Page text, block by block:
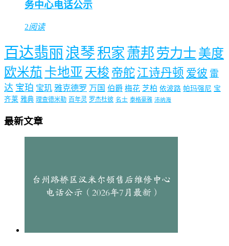
务中心电话公示
2阅读
百达翡丽 浪琴 积家 萧邦 劳力士 美度
欧米茄 卡地亚 天梭 帝舵 江诗丹顿 爱彼 雷
达 宝珀 宝玑 雅克德罗 万国 伯爵 梅花 芝柏 依波路 帕玛强尼 宝
齐莱 雅典 理查德米勒 百年灵 罗杰杜彼 名士 泰格豪雅 沛纳海
最新文章